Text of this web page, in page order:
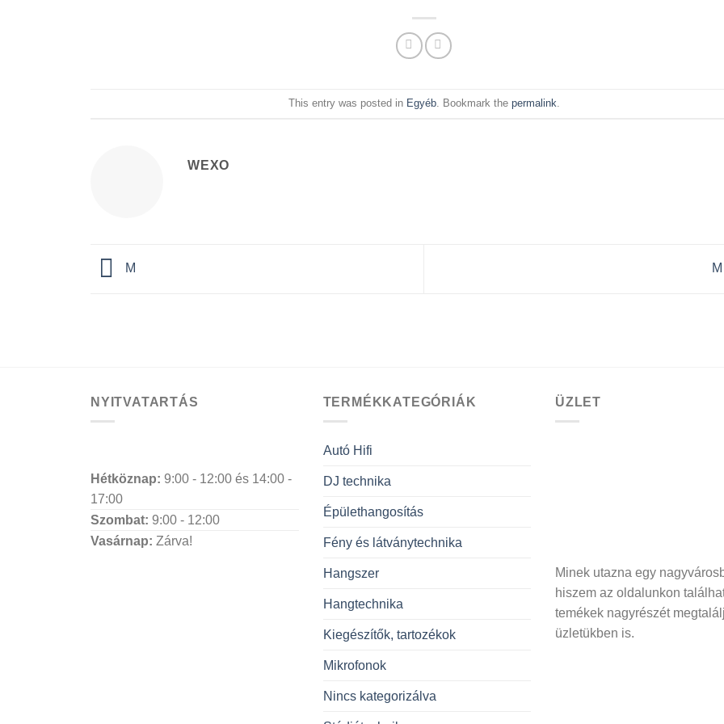
This entry was posted in Egyéb. Bookmark the permalink
WEXO
M
NYITVATARTÁS
Hétköznap: 9:00 - 12:00 és 14:00 -
17:00
Szombat: 9:00 - 12:00
Vasárnap: Zárva!
TERMÉKKATEGÓRIÁK
Autó Hifi
DJ technika
Épülethangosítás
Fény és látványtechnika
Hangszer
Hangtechnika
Kiegészítők, tartozékok
Mikrofonok
Nincs kategorizálva
ÜZLET
Minek utazna egy
hiszem az oldalunkon
temékek nagyrészét
üzletükben is.